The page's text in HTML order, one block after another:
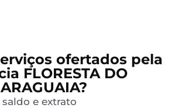
ofertados pela
FLORESTA DO
ARAGUAIA?
e extrato